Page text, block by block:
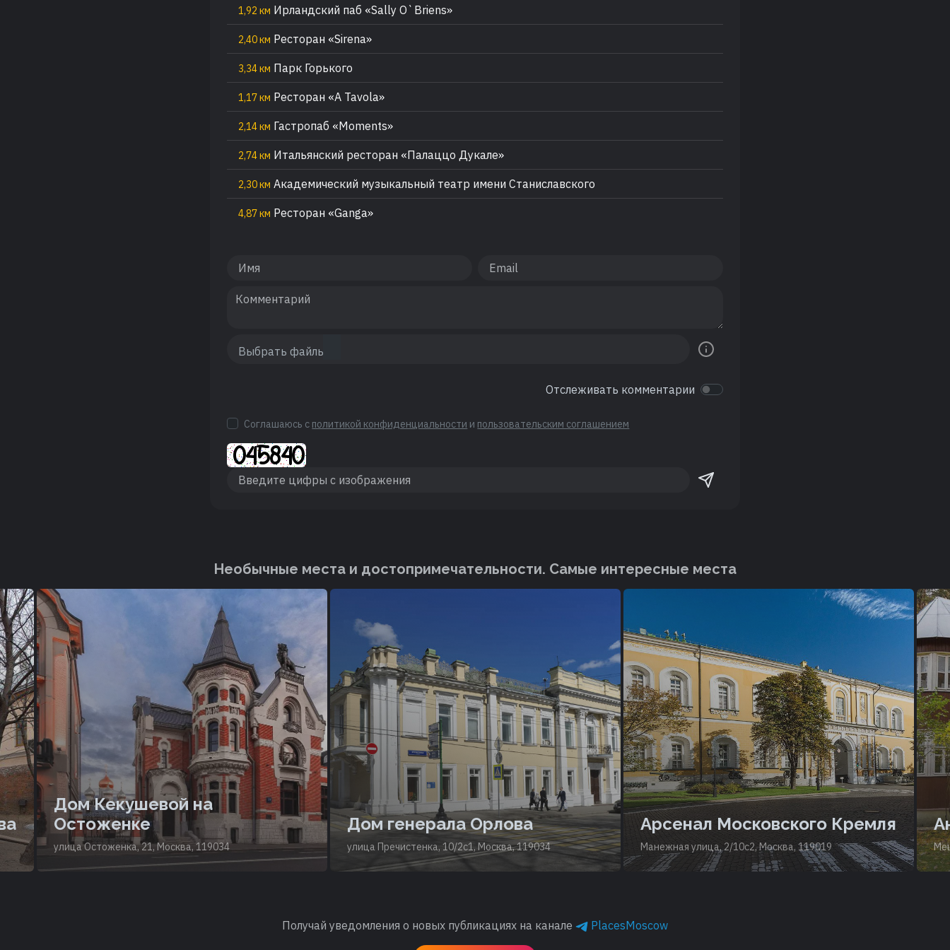
1,92 км Ирландский паб «Sally O`Briens»
2,40 км Ресторан «Sirena»
3,34 км Парк Горького
1,17 км Ресторан «A Tavola»
2,14 км Гастропаб «Moments»
2,74 км Итальянский ресторан «Палаццо Дукале»
2,30 км Академический музыкальный театр имени Станиславского
4,87 км Ресторан «Ganga»
Отслеживать комментарии
Соглашаюсь с политикой конфиденциальности и пользовательским соглашением
Необычные места и достопримечательности. Cамые интересные места
Дом Кекушевой на
Остоженке
улица Остоженка, 21, Москва, 119034
Дом генерала Орлова
улица Пречистенка, 10/2с1, Москва, 119034
Арсенал Московского Кремля
Манежная улица, 2/10с2, Москва, 119019
Получай уведомления о новых публикациях на канале PlacesMoscow